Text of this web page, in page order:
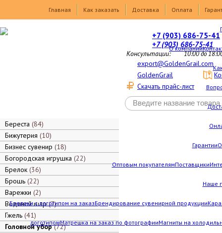
Главная
Как заказать Доставка Оплата
О компании
Гарантии
Оптовым покупателямПоставщики
Наше
Брелоки с логотипом на заказБрендирование сувенирной продукции
логотипомМатрешка на заказ по фотографииМагниты на
+7 (903) 686-75-41
+7 (903) 686-75-41
Консультации: 10:00 до
export@GoldenGrail.com
GoldenGrail
Скачать прайс-лист
Береста 84
Бижутерия 10
Бизнес сувенир 18
Богородская игрушка 22
Брелок 36
Брошь 22
Варежки 2
Водяной шар 7
Гжель 41
Головной убор 72